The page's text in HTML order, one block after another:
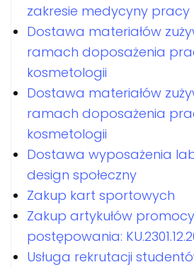
zakresie medycyny pracy
Dostawa materiałów
ramach doposażenia
kosmetologii
Dostawa materiałów
ramach doposażenia
kosmetologii
Dostawa wyposażenia
design społeczny
Zakup kart sportowych
Zakup artykułów
postępowania:
Usługa rekrutacji